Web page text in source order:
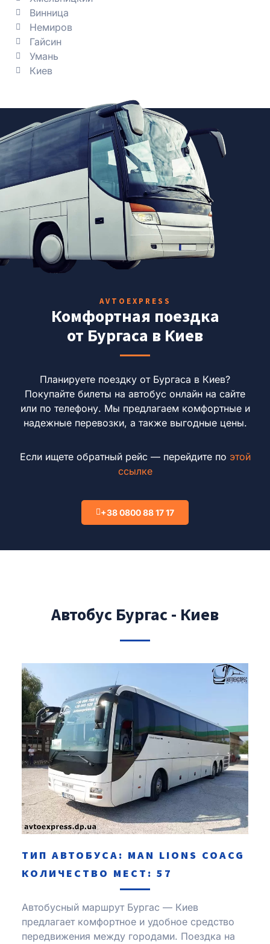
Винница
Немиров
Гайсин
Умань
Киев
AVTOEXPRESS
Комфортная поездка
от Бургаса в Киев
Планируете поездку от Бургаса в Киев?
Покупайте билеты на автобус онлайн на сайте
или по телефону. Мы предлагаем комфортные и
надежные перевозки, а также выгодные цены.
Если ищете обратный рейс — перейдите по этой
ссылке
+38 0800 88 17 17
Автобус Бургас - Киев
ТИП АВТОБУСА: MAN LIONS COACG
КОЛИЧЕСТВО МЕСТ: 57
Автобусный маршрут Бургас — Киев
предлагает комфортное и удобное средство
передвижения между городами. Поездка на